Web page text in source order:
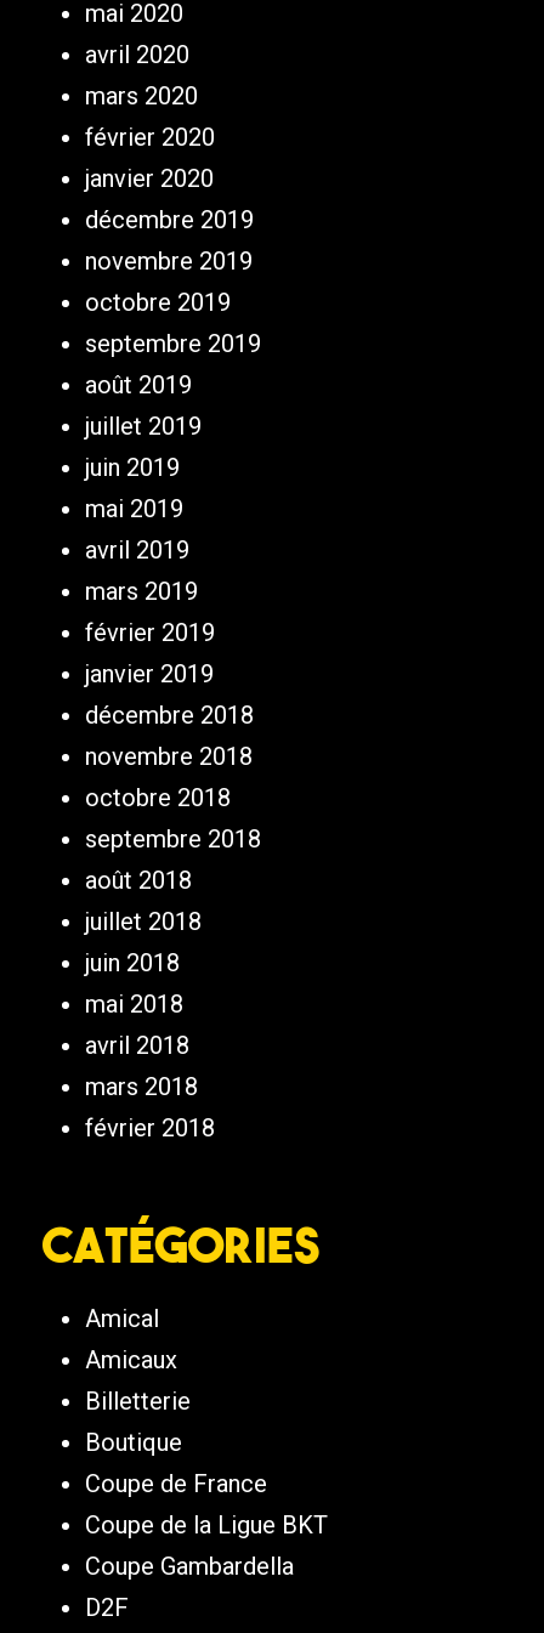
mai 2020
avril 2020
mars 2020
février 2020
janvier 2020
décembre 2019
novembre 2019
octobre 2019
septembre 2019
août 2019
juillet 2019
juin 2019
mai 2019
avril 2019
mars 2019
février 2019
janvier 2019
décembre 2018
novembre 2018
octobre 2018
septembre 2018
août 2018
juillet 2018
juin 2018
mai 2018
avril 2018
mars 2018
février 2018
Catégories
Amical
Amicaux
Billetterie
Boutique
Coupe de France
Coupe de la Ligue BKT
Coupe Gambardella
D2F